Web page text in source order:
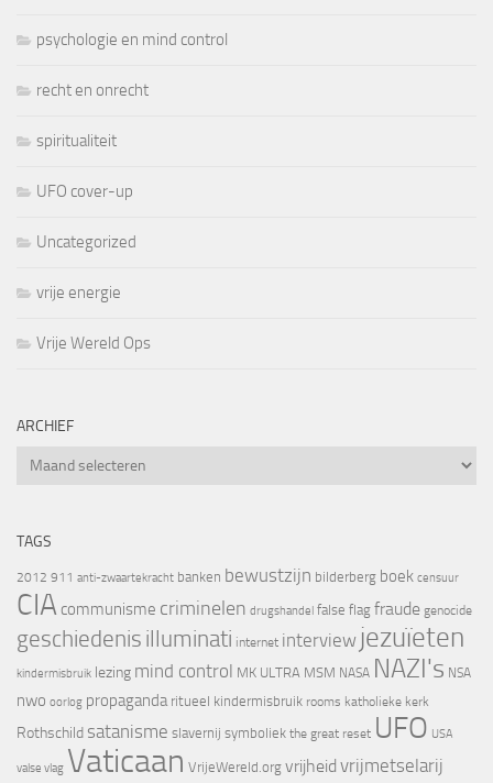
psychologie en mind control
recht en onrecht
spiritualiteit
UFO cover-up
Uncategorized
vrije energie
Vrije Wereld Ops
ARCHIEF
Archief
TAGS
2012 911 anti-zwaartekracht banken bewustzijn bilderberg boek censuur
CIA communisme criminelen drugshandel false flag fraude genocide
geschiedenis illuminati internet interview jezuïeten
kindermisbruik lezing mind control MK ULTRA MSM NASA NAZI's NSA
nwo oorlog propaganda ritueel kindermisbruik rooms katholieke kerk
Rothschild satanisme slavernij symboliek the great reset UFO USA
valse vlag Vaticaan VrijeWereld.org vrijheid vrijmetselarij